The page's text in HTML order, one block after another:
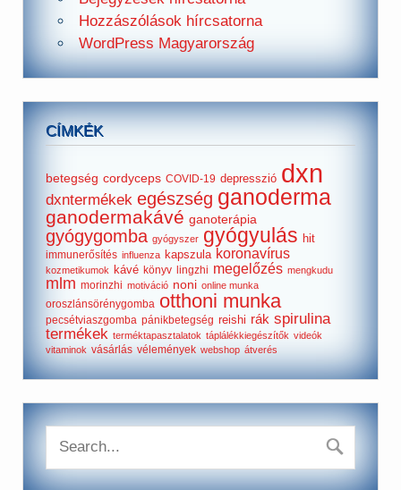
Hozzászólások hírcsatorna
WordPress Magyarország
CÍMKÉK
betegség cordyceps COVID-19 depresszió dxn
dxntermékek egészség ganoderma
ganodermakávé ganoterápia
gyógygomba gyógyszer gyógyulás hit
immunerősítés influenza kapszula koronavírus
kozmetikumok kávé könyv lingzhi megelőzés mengkudu
mlm morinzhi motiváció noni online munka
oroszlánsörénygomba otthoni munka
pecsétviaszgomba pánikbetegség reishi rák spirulina
termékek terméktapasztalatok táplálékkiegészítők videók
vitaminok vásárlás vélemények webshop átverés